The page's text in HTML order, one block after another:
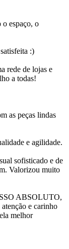
espaço, o
:)
rede de lojas e
a todas!
as peças lindas
e agilidade.
sofisticado e de
Valorizou muito
ABSOLUTO,
e carinho
melhor